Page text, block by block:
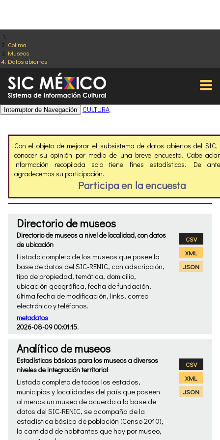
Colima
Museos
Datos abiertos
Interruptor de Navegación CULTURA
Con el objeto de mejorar el subsistema de datos abiertos del SIC,
conocer su opinión por medio de una breve encuesta. Cabe
información recopilada solo tiene fines estadísticos. De
agradecemos su participación.
Participa en la encuesta
Directorio de museos
Directorio de museos a nivel de localidad, con datos
de ubicación
Listado completo de los museos que posee la
base de datos del SIC-RENIC, con adscripción,
tipo de propiedad, temática, domicilio,
ubicación geográfica, fecha de fundación,
última fecha de modificación, links, correo
electrónico y teléfonos.
metadatos
2026-08-09 00:01:15.
CSV
XML
JSON
Analítico de museos
Estadísticas básicas para los museos a diversos
niveles de integración territorial
Listado completo de todos los estados,
municipios y localidades del país que poseen
al menos un museo de acuerdo a la base de
datos del SIC-RENIC, se acompaña de la
estadística básica de población (Censo 2010),
la cantidad de habitantes que hay por museo,
CSV
XML
JSON